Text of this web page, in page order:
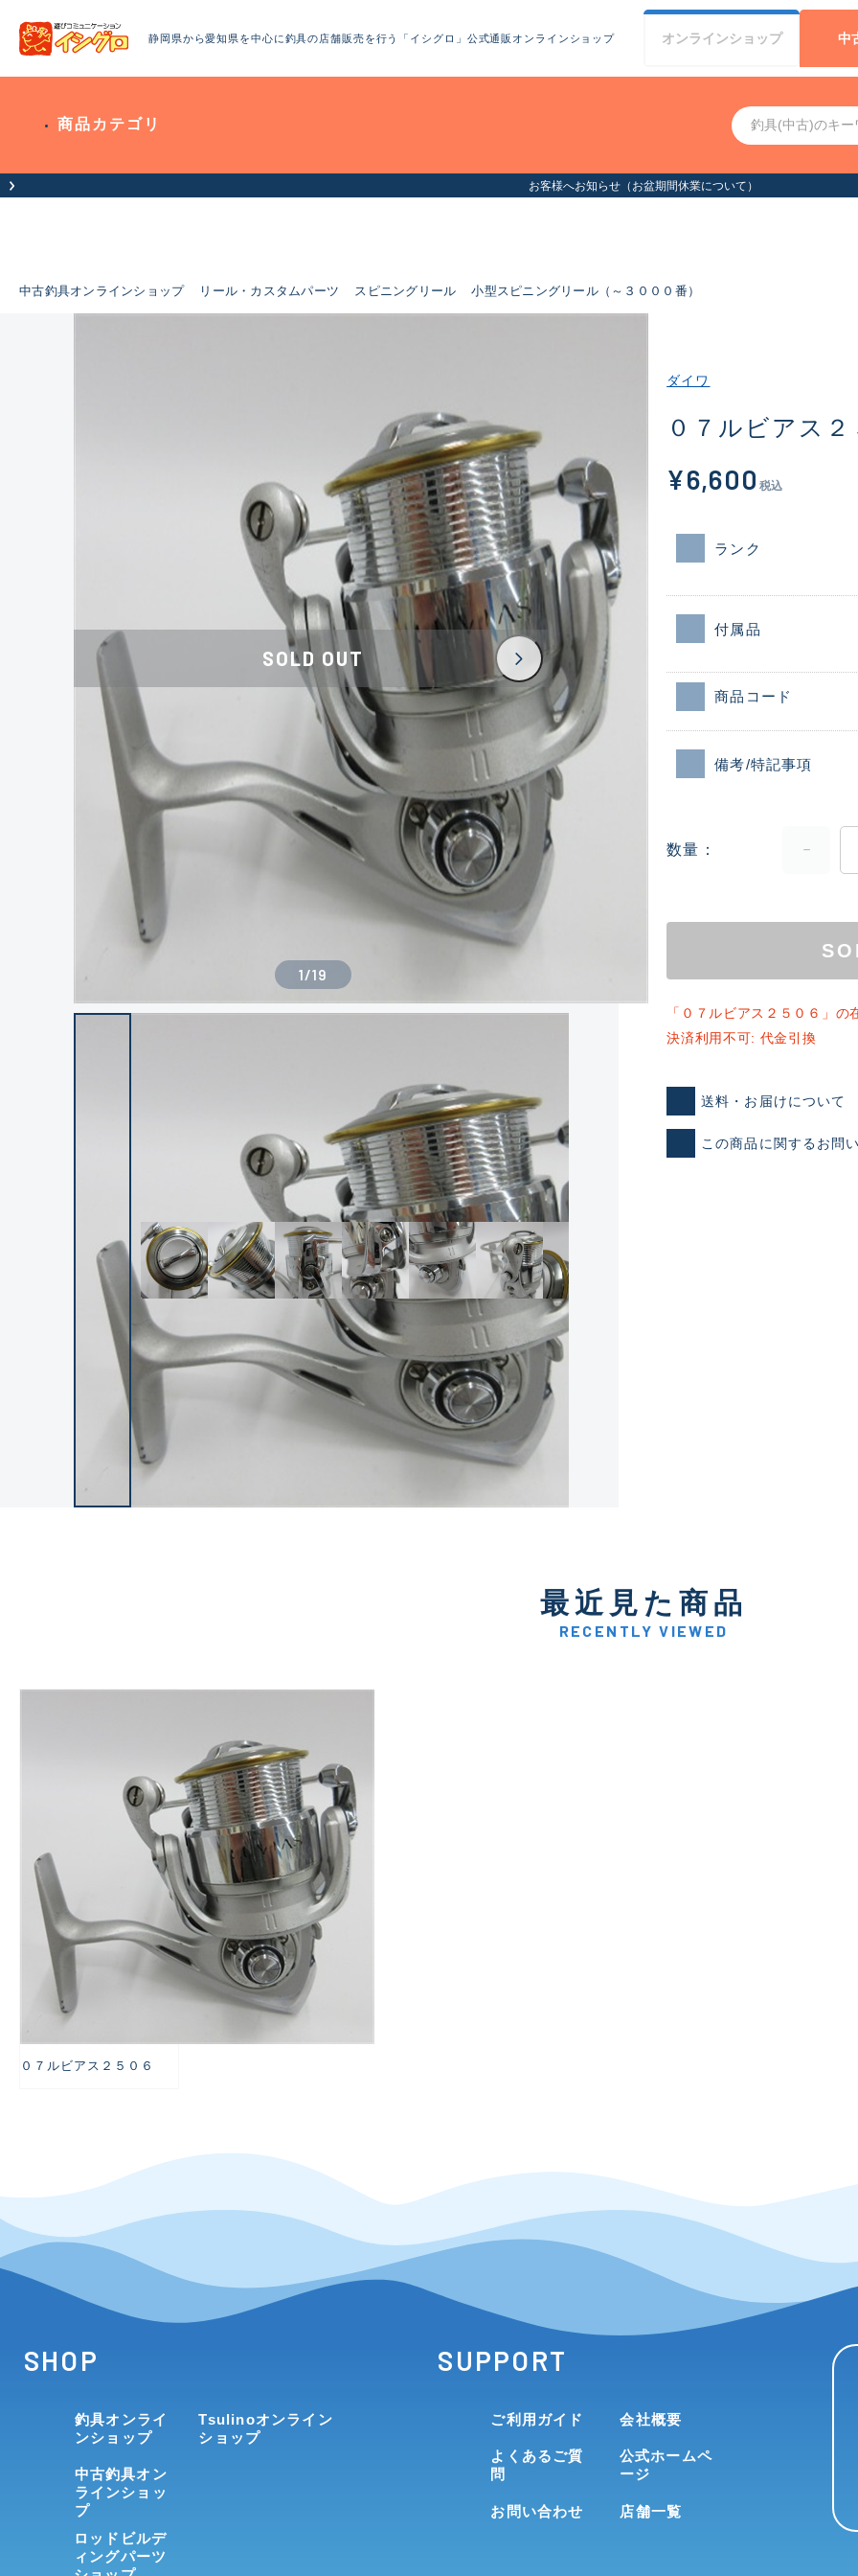
静岡県から愛知県を中心に釣具の店舗販売を行う「イシグロ」公式通販オンラインショップ オンラインショップ 中
商品カテゴリ
お盆期間休業について）
中古釣具オンラインショップ リール・カスタムパーツ スピニングリール 小型スピニングリール（～３０００番）
良
新古品（メーカー問屋から
C-
い品
SOLD OUT
1/19
ダイワ
０７ルビアス２
¥6,600 税込
ランク
付属品
商品コード
備考/特記事項
数量
「０７ルビアス２５０６」の
決済利用不可: 代金引換
送料・お届けについて
この商品に関するお問
最近見た商品
RECENTLY VIEWED
０７ルビアス２５０６
SHOP
釣具オンライ
ンショップ
中古釣具オン
ラインショッ
プ
ロッドビルデ
ィングパーツ
Tsulinoオンライン
ショップ
SUPPORT
ご利用ガイド
よくあるご質
問
お問い合わせ
会社概要
公式ホームペ
ージ
店舗一覧